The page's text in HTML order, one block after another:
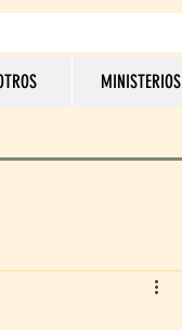
MINISTERIOS